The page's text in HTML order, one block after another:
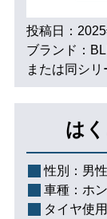
投稿日：
ブランド：
または同シ
は
性別： 男性
車種： ホ
タイヤ使